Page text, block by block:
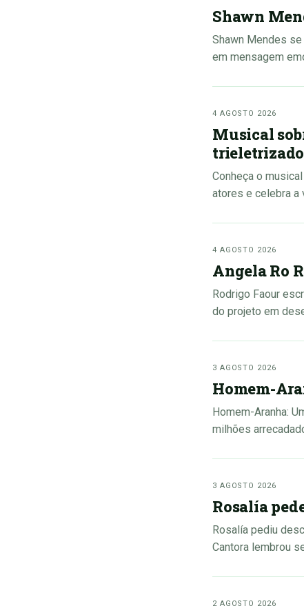
Shawn
Shawn Mendes
em mensagem
4 AGOSTO 2026
Musical
trieletrizado
Conheça o
atores e celebra a
4 AGOSTO 2026
Angela Ro
Rodrigo Faour
do projeto em
3 AGOSTO 2026
Homem-
Homem-Aranha:
milhões
3 AGOSTO 2026
Rosalía
Rosalía pediu
Cantora lembrou
2 AGOSTO 2026